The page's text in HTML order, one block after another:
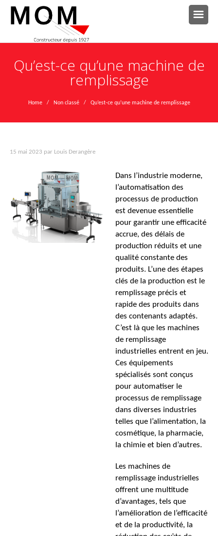
Qu’est-ce qu’une machine de
remplissage
Home/ Non classé/ Qu’est-ce qu’une machine de remplissage
15 mai 2023 par Louis Derangère
Dans l’industrie moderne,
l’automatisation des
processus de production
est devenue essentielle
pour garantir une efficacité
accrue, des délais de
production réduits et une
qualité constante des
produits. L’une des étapes
clés de la production est le
remplissage précis et
rapide des produits dans
des contenants adaptés.
C’est là que les machines
de remplissage
industrielles entrent en jeu.
Ces équipements
spécialisés sont conçus
pour automatiser le
processus de remplissage
dans diverses industries
telles que l’alimentation, la
cosmétique, la pharmacie,
la chimie et bien d’autres.
Les machines de
remplissage industrielles
offrent une multitude
d’avantages, tels que
l’amélioration de l’efficacité
et de la productivité, la